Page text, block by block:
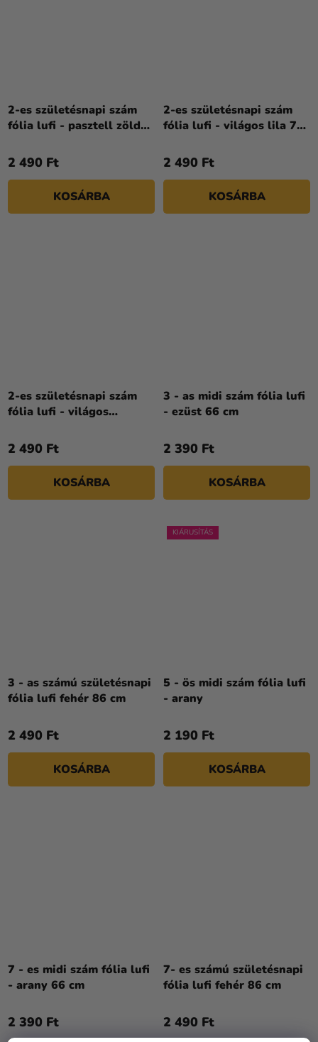
2-es születésnapi szám
fólia lufi - pasztell zöld
2 490 Ft
KOSÁRBA
2-es születésnapi szám
fólia lufi - világos lila 72
2 490 Ft
KOSÁRBA
2-es születésnapi szám
fólia lufi - világos
2 490 Ft
KOSÁRBA
3 - as midi szám fólia lufi
- ezüst 66 cm
2 390 Ft
KOSÁRBA
3 - as számú születésnapi
fólia lufi fehér 86 cm
2 490 Ft
KOSÁRBA
KIÁRUSÍTÁS
5 - ös midi szám fólia lufi
- arany
2 190 Ft
KOSÁRBA
7 - es midi szám fólia lufi
- arany 66 cm
2 390 Ft
7- es számú születésnapi
fólia lufi fehér 86 cm
2 490 Ft